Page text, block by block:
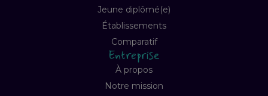
Jeune diplômé(e)
Établissements
Comparatif
Entreprise
À propos
Notre mission